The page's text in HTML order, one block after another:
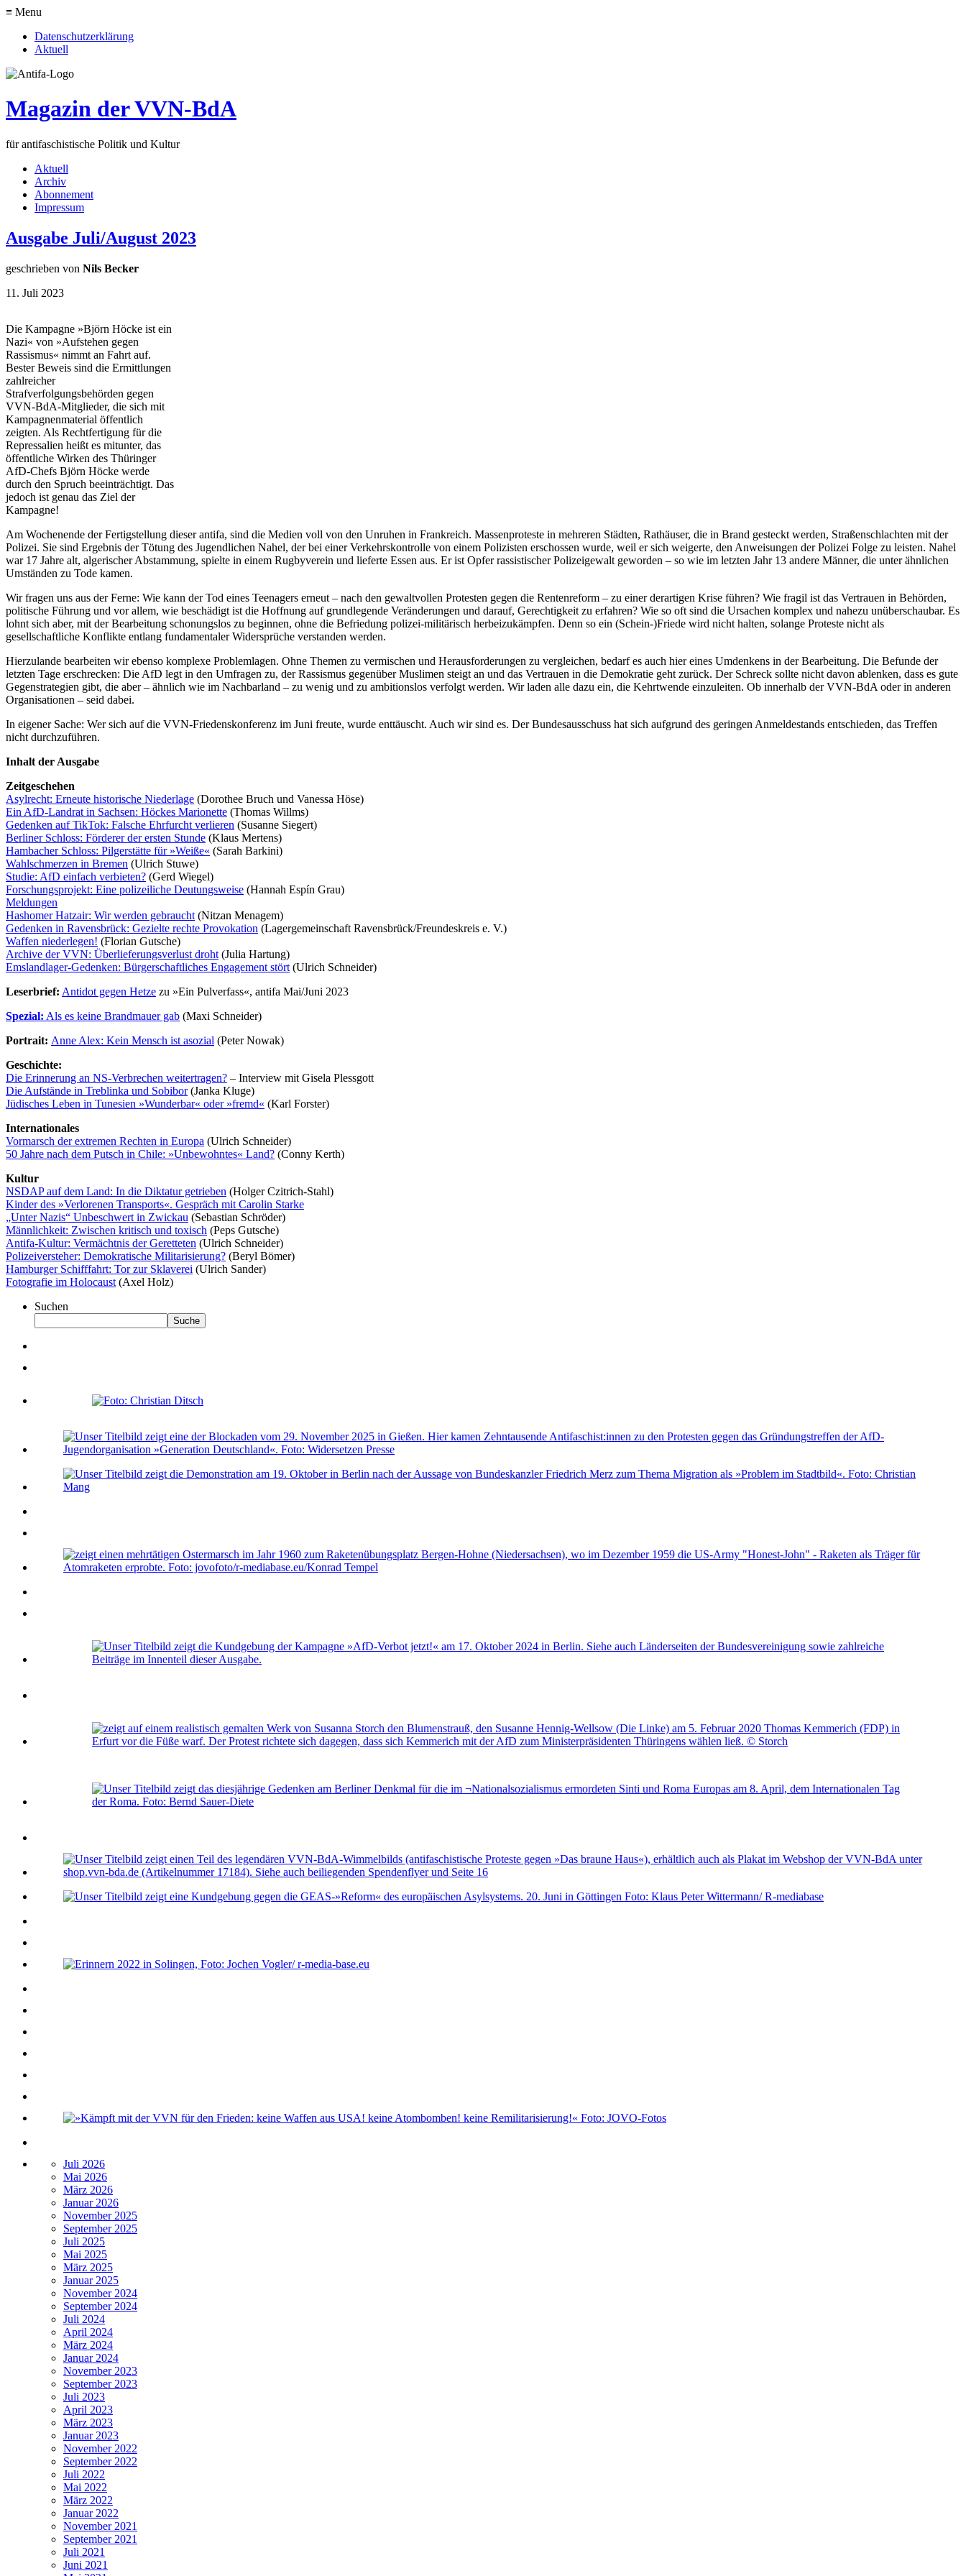
≡ Menu
Datenschutzerklärung
Aktuell
Magazin der VVN-BdA
für antifaschistische Politik und Kultur
Aktuell
Archiv
Abonnement
Impressum
Ausgabe Juli/August 2023
geschrieben von Nils Becker
11. Juli 2023
Die Kampagne »Björn Höcke ist ein
Nazi« von »Aufstehen gegen
Rassismus« nimmt an Fahrt auf.
Bester Beweis sind die Ermittlungen
zahlreicher
Strafverfolgungsbehörden gegen
VVN-BdA-Mitglieder, die sich mit
Kampagnenmaterial öffentlich
zeigten. Als Rechtfertigung für die
Repressalien heißt es mitunter, das
öffentliche Wirken des Thüringer
AfD-Chefs Björn Höcke werde
durch den Spruch beeinträchtigt. Das
jedoch ist genau das Ziel der
Kampagne!
Am Wochenende der Fertigstellung dieser antifa, sind die Medien voll von den Unruhen in Frankreich. Massenproteste in mehreren Städten, Rathäuser, die in Brand gesteckt werden, Straßenschlachten mit der
Polizei. Sie sind Ergebnis der Tötung des Jugendlichen Nahel, der bei einer Verkehrskontrolle von einem Polizisten erschossen wurde, weil er sich weigerte, den Anweisungen der Polizei Folge zu leisten. Nahel
war 17 Jahre alt, algerischer Abstammung, spielte in einem Rugbyverein und lieferte Essen aus. Er ist Opfer rassistischer Polizeigewalt geworden – so wie im letzten Jahr 13 andere Männer, die unter ähnlichen
Umständen zu Tode kamen.
Wir fragen uns aus der Ferne: Wie kann der Tod eines Teenagers erneut – nach den gewaltvollen Protesten gegen die Rentenreform – zu einer derartigen Krise führen? Wie fragil ist das Vertrauen in Behörden,
politische Führung und vor allem, wie beschädigt ist die Hoffnung auf grundlegende Veränderungen und darauf, Gerechtigkeit zu erfahren? Wie so oft sind die Ursachen komplex und nahezu unüberschaubar. Es
lohnt sich aber, mit der Bearbeitung schonungslos zu beginnen, ohne die Befriedung polizei-militärisch herbeizukämpfen. Denn so ein (Schein-)Friede wird nicht halten, solange Proteste nicht als
gesellschaftliche Konflikte entlang fundamentaler Widersprüche verstanden werden.
Hierzulande bearbeiten wir ebenso komplexe Problemlagen. Ohne Themen zu vermischen und Herausforderungen zu vergleichen, bedarf es auch hier eines Umdenkens in der Bearbeitung. Die Befunde der
letzten Tage erschrecken: Die AfD legt in den Umfragen zu, der Rassismus gegenüber Muslimen steigt an und das Vertrauen in die Demokratie geht zurück. Der Schreck sollte nicht davon ablenken, dass es gute
Gegenstrategien gibt, die aber – ähnlich wie im Nachbarland – zu wenig und zu ambitionslos verfolgt werden. Wir laden alle dazu ein, die Kehrtwende einzuleiten. Ob innerhalb der VVN-BdA oder in anderen
Organisationen – seid dabei.
In eigener Sache: Wer sich auf die VVN-Friedenskonferenz im Juni freute, wurde enttäuscht. Auch wir sind es. Der Bundesausschuss hat sich aufgrund des geringen Anmeldestands entschieden, das Treffen
nicht durchzuführen.
Inhalt der Ausgabe
Zeitgeschehen
Asylrecht: Erneute historische Niederlage (Dorothee Bruch und Vanessa Höse)
Ein AfD-Landrat in Sachsen: Höckes Marionette (Thomas Willms)
Gedenken auf TikTok: Falsche Ehrfurcht verlieren (Susanne Siegert)
Berliner Schloss: Förderer der ersten Stunde (Klaus Mertens)
Hambacher Schloss: Pilgerstätte für »Weiße« (Sarah Barkini)
Wahlschmerzen in Bremen (Ulrich Stuwe)
Studie: AfD einfach verbieten? (Gerd Wiegel)
Forschungsprojekt: Eine polizeiliche Deutungsweise (Hannah Espín Grau)
Meldungen
Hashomer Hatzair: Wir werden gebraucht (Nitzan Menagem)
Gedenken in Ravensbrück: Gezielte rechte Provokation (Lagergemeinschaft Ravensbrück/Freundeskreis e. V.)
Waffen niederlegen! (Florian Gutsche)
Archive der VVN: Überlieferungsverlust droht (Julia Hartung)
Emslandlager-Gedenken: Bürgerschaftliches Engagement stört (Ulrich Schneider)
Leserbrief: Antidot gegen Hetze zu »Ein Pulverfass«, antifa Mai/Juni 2023
Spezial: Als es keine Brandmauer gab (Maxi Schneider)
Portrait: Anne Alex: Kein Mensch ist asozial (Peter Nowak)
Geschichte:
Die Erinnerung an NS-Verbrechen weitertragen? – Interview mit Gisela Plessgott
Die Aufstände in Treblinka und Sobibor(Janka Kluge)
Jüdisches Leben in Tunesien »Wunderbar« oder »fremd« (Karl Forster)
Internationales
Vormarsch der extremen Rechten in Europa (Ulrich Schneider)
50 Jahre nach dem Putsch in Chile: »Unbewohntes« Land? (Conny Kerth)
Kultur
NSDAP auf dem Land: In die Diktatur getrieben (Holger Czitrich-Stahl)
Kinder des »Verlorenen Transports«. Gespräch mit Carolin Starke
„Unter Nazis“ Unbeschwert in Zwickau (Sebastian Schröder)
Männlichkeit: Zwischen kritisch und toxisch (Peps Gutsche)
Antifa-Kultur: Vermächtnis der Geretteten (Ulrich Schneider)
Polizeiversteher: Demokratische Militarisierung? (Beryl Bömer)
Hamburger Schifffahrt: Tor zur Sklaverei (Ulrich Sander)
Fotografie im Holocaust (Axel Holz)
Suchen
Suche
Juli 2026
Mai 2026
März 2026
Januar 2026
November 2025
September 2025
Juli 2025
Mai 2025
März 2025
Januar 2025
November 2024
September 2024
Juli 2024
April 2024
März 2024
Januar 2024
November 2023
September 2023
Juli 2023
April 2023
März 2023
Januar 2023
November 2022
September 2022
Juli 2022
Mai 2022
März 2022
Januar 2022
November 2021
September 2021
Juli 2021
Juni 2021